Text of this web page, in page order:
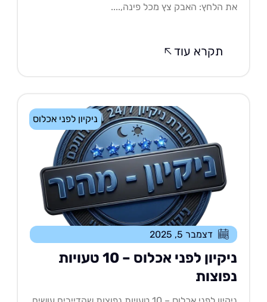
הלחץ: האבק צץ מכל פינה,....
תקרא עוד
ניקיון לפני אכלוס
דצמבר 5, 2025
ניקיון לפני אכלוס – 10 טעויות